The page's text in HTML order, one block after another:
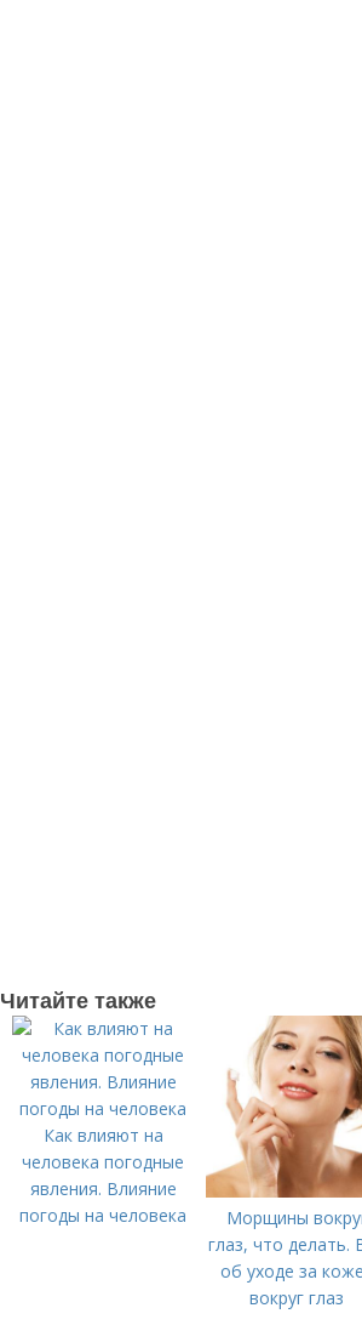
Читайте также
Как влияют на
человека погодные
явления. Влияние
погоды на человека
Морщины
глаз, что делать.
об уходе за
вокруг глаз